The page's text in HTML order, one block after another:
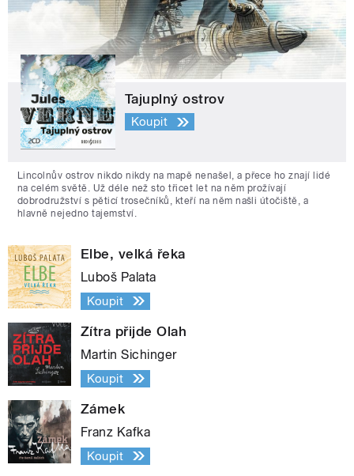
Tajuplný ostrov
Koupit
Lincolnův ostrov nikdo nikdy na mapě nenašel, a přece ho znají lidé
na celém světě. Už déle než sto třicet let na něm prožívají
dobrodružství s pěticí trosečníků, kteří na něm našli útočiště, a
hlavně nejedno tajemství.
Elbe, velká řeka
Luboš Palata
Koupit
Zítra přijde Olah
Martin Sichinger
Koupit
Zámek
Franz Kafka
Koupit